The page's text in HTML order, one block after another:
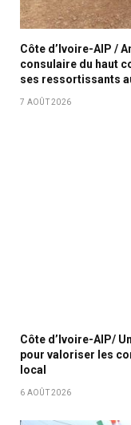
Côte d’Ivoire-AIP /
consulaire du haut
ses ressortissants
7 AOÛT 2026
Côte d’Ivoire-AIP/
pour valoriser les
local
6 AOÛT 2026